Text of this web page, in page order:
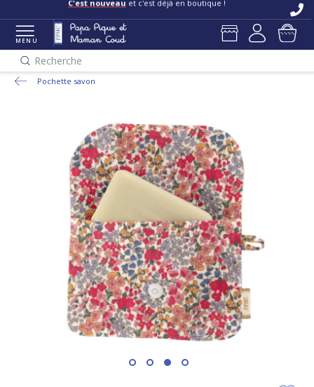
C'est nouveau et c'est déjà en boutique !
MENU
Recherche
Pochette savon